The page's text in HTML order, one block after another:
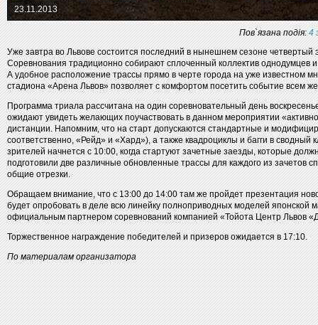
23.11.2013
Пов`язана подія: 4
Уже завтра во Львове состоится последний в нынешнем сезоне четвертый
Соревнования традиционно собирают сплоченный коллектив однодумцев
А удобное расположение трассы прямо в черте города на уже известном
стадиона «Арена Львов» позволяет с комфортом посетить событие всем
Программа триала рассчитана на один соревновательный день
ожидают увидеть желающих поучаствовать в данном мероприятии
дистанции. Напомним, что на старт допускаются стандартные и
соответственно, «Рейд» и «Хард»), а также квадроциклы и багги в
зрителей начнется с 10:00, когда стартуют зачетные заезды, которые
подготовили две различные обновленные трассы для каждого из зачетов
общие отрезки.
Обращаем внимание, что с 13:00 до 14:00 там же пройдет презентация
будет опробовать в деле всю линейку полноприводных моделей японской
официальным партнером соревнований компанией «Тойота Центр Львов
Торжественное награждение победителей и призеров ожидается в 17:10.
По материалам организатора